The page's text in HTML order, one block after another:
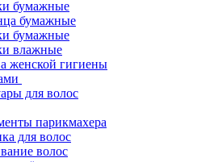
бумажные
бумажные
бумажные
влажные
женской гигиены
для волос
парикмахера
для волос
волос